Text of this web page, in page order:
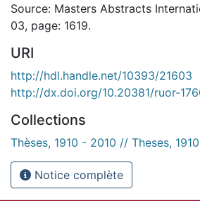
Source: Masters Abstracts
03, page: 1619.
URI
http://hdl.handle.net/10393/21603
http://dx.doi.org/10.20381/ruor-
Collections
Thèses, 1910 - 2010 // Theses,
Notice complète